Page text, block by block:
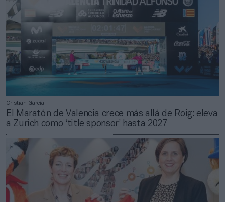
Cristian García
El Maratón de Valencia crece más allá de Roig: eleva
a Zurich como ‘title sponsor’ hasta 2027